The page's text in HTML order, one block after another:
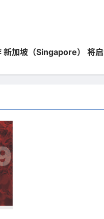
加坡（Singapore） 将